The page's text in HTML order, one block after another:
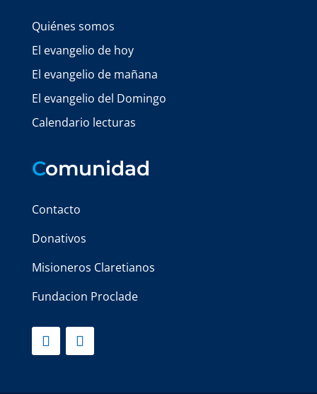
Quiénes somos
El evangelio de hoy
El evangelio de mañana
El evangelio del Domingo
Calendario lecturas
Comunidad
Contacto
Donativos
Misioneros Claretianos
Fundacion Proclade